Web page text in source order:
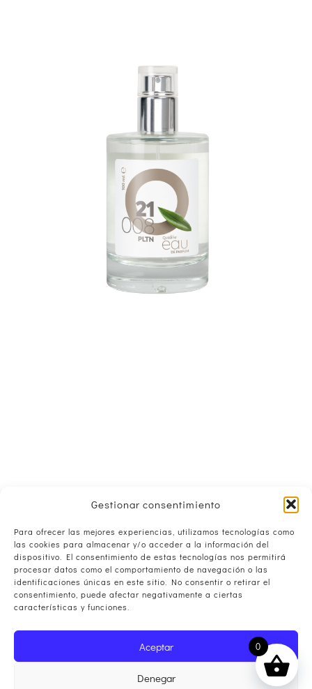
Gestionar consentimiento
Para ofrecer las mejores experiencias, utilizamos tecnologías como
las cookies para almacenar y/o acceder a la información del
dispositivo. El consentimiento de estas tecnologías nos permitirá
procesar datos como el comportamiento de navegación o las
identificaciones únicas en este sitio. No consentir o retirar el
consentimiento, puede afectar negativamente a ciertas
características y funciones.
Aceptar
Denegar
0